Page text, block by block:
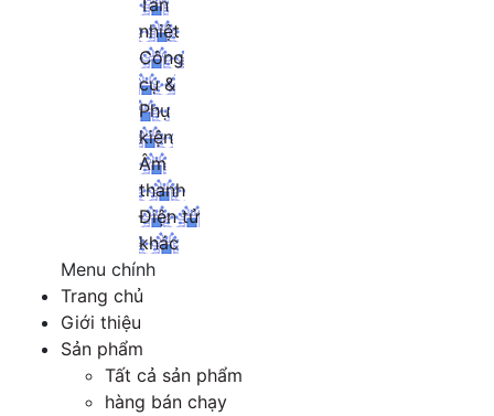
Tản
nhiệt
Công
cụ &
Phụ
kiện
Âm
thanh
Điện tử
khác
Menu chính
Trang chủ
Giới thiệu
Sản phẩm
Tất cả sản phẩm
hàng bán chạy